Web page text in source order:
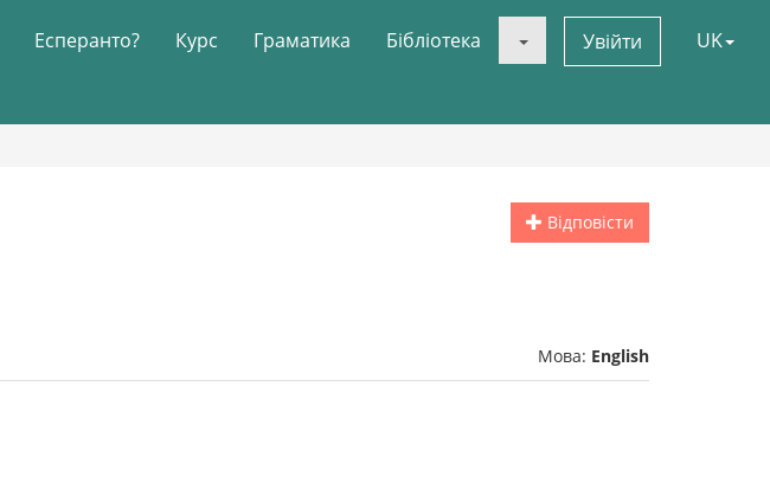
Есперанто? Курс Граматика Бібліотека Увійти UK
Відповісти
Мова: English